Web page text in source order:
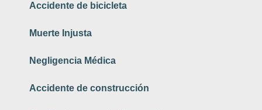
Accidente de bicicleta
Muerte Injusta
Negligencia Médica
Accidente de construcción